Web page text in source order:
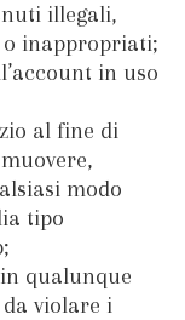
illegali,
inappropriati;
in uso
al fine di
modo
tipo
qualunque
violare i